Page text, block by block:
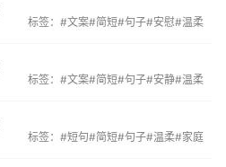
标签： #文案#简短#句子#安慰#温柔
标签： #文案#简短#句子#安静#温柔
标签： #短句#简短#句子#温柔#家庭